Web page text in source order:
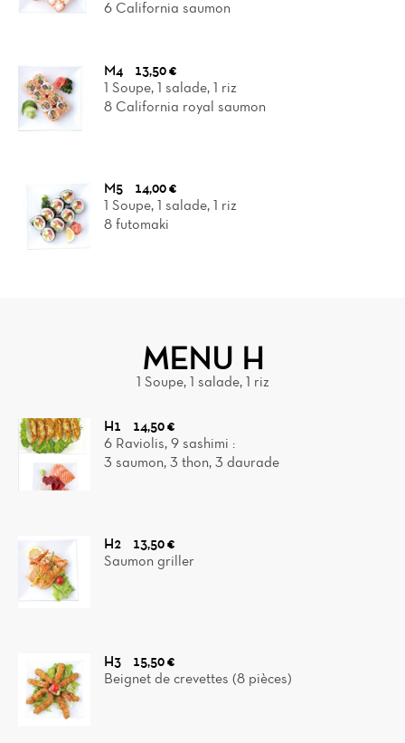
6 California saumon
M4
13,50 €
1 Soupe, 1 salade, 1 riz
8 California royal saumon
M5
14,00 €
1 Soupe, 1 salade, 1 riz
8 futomaki
MENU H
1 Soupe, 1 salade, 1 riz
H1
14,50 €
6 Raviolis, 9 sashimi :
3 saumon, 3 thon, 3 daurade
H2
13,50 €
Saumon griller
H3
15,50 €
Beignet de crevettes (8 pièces)